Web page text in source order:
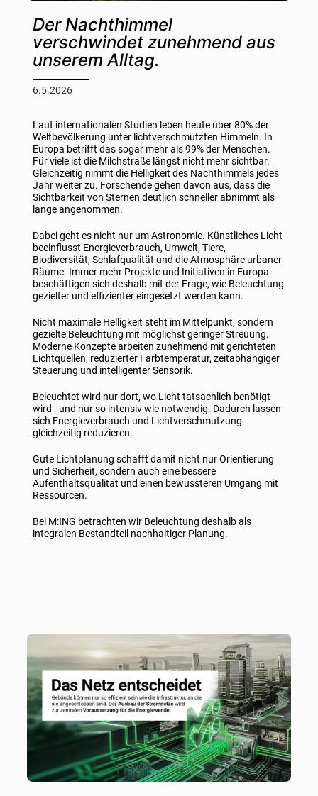
Der Nachthimmel
verschwindet zunehmend aus
unserem Alltag.
6.5.2026
Laut internationalen Studien leben heute über 80% der
Weltbevölkerung unter lichtverschmutzten Himmeln. In
Europa betrifft das sogar mehr als 99% der Menschen.
Für viele ist die Milchstraße längst nicht mehr sichtbar.
Gleichzeitig nimmt die Helligkeit des Nachthimmels jedes
Jahr weiter zu. Forschende gehen davon aus, dass die
Sichtbarkeit von Sternen deutlich schneller abnimmt als
lange angenommen.
Dabei geht es nicht nur um Astronomie. Künstliches Licht
beeinflusst Energieverbrauch, Umwelt, Tiere,
Biodiversität, Schlafqualität und die Atmosphäre urbaner
Räume. Immer mehr Projekte und Initiativen in Europa
beschäftigen sich deshalb mit der Frage, wie Beleuchtung
gezielter und effizienter eingesetzt werden kann.
Nicht maximale Helligkeit steht im Mittelpunkt, sondern
gezielte Beleuchtung mit möglichst geringer Streuung.
Moderne Konzepte arbeiten zunehmend mit gerichteten
Lichtquellen, reduzierter Farbtemperatur, zeitabhängiger
Steuerung und intelligenter Sensorik.
Beleuchtet wird nur dort, wo Licht tatsächlich benötigt
wird - und nur so intensiv wie notwendig. Dadurch lassen
sich Energieverbrauch und Lichtverschmutzung
gleichzeitig reduzieren.
Gute Lichtplanung schafft damit nicht nur Orientierung
und Sicherheit, sondern auch eine bessere
Aufenthaltsqualität und einen bewussteren Umgang mit
Ressourcen.
Bei M:ING betrachten wir Beleuchtung deshalb als
integralen Bestandteil nachhaltiger Planung.